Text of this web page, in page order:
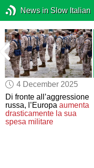
News in Slow Italian
4 December 2025
Di fronte all’aggressione
russa, l’Europaaumenta
drasticamente la sua
spesa militare